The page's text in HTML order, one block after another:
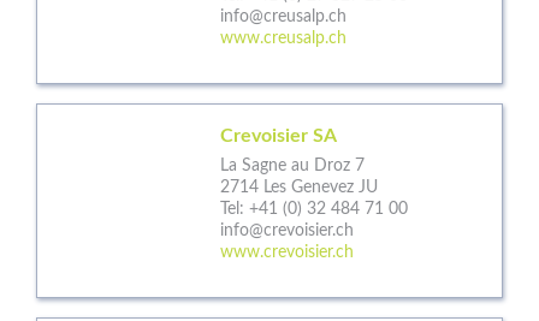
info@creusalp.ch
www.creusalp.ch
Crevoisier SA
La Sagne au Droz 7
2714 Les Genevez JU
Tel: +41 (0) 32 484 71 00
info@crevoisier.ch
www.crevoisier.ch